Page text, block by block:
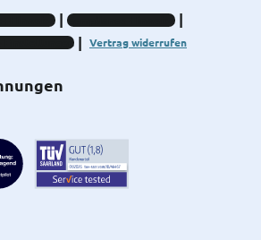
Hinweise
Compliance-Hinweise
Einstellungen Vertrag widerrufen